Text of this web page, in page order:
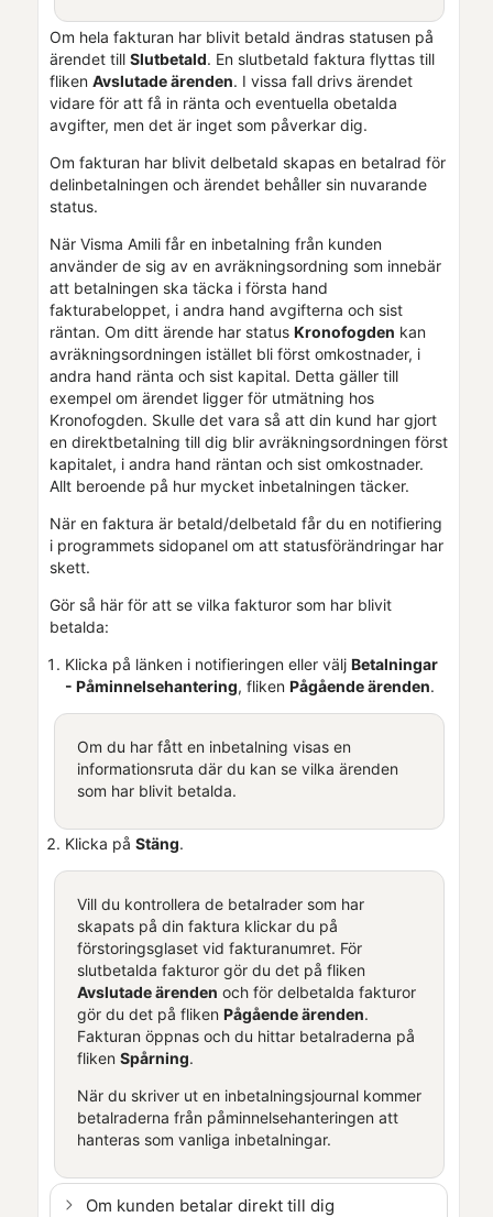
Om hela fakturan har blivit betald ändras statusen på
ärendet till Slutbetald. En slutbetald faktura flyttas till
fliken Avslutade ärenden. I vissa fall drivs ärendet
vidare för att få in ränta och eventuella obetalda
avgifter, men det är inget som påverkar dig.
Om fakturan har blivit delbetald skapas en betalrad för
delinbetalningen och ärendet behåller sin nuvarande
status.
När Visma Amili får en inbetalning från kunden
använder de sig av en avräkningsordning som innebär
att betalningen ska täcka i första hand
fakturabeloppet, i andra hand avgifterna och sist
räntan. Om ditt ärende har status Kronofogden kan
avräkningsordningen istället bli först omkostnader, i
andra hand ränta och sist kapital. Detta gäller till
exempel om ärendet ligger för utmätning hos
Kronofogden. Skulle det vara så att din kund har gjort
en direktbetalning till dig blir avräkningsordningen först
kapitalet, i andra hand räntan och sist omkostnader.
Allt beroende på hur mycket inbetalningen täcker.
När en faktura är betald/delbetald får du en notifiering
i programmets sidopanel om att statusförändringar har
skett.
Gör så här för att se vilka fakturor som har blivit
betalda:
Klicka på länken i notifieringen eller välj Betalningar
- Påminnelsehantering, fliken Pågående ärenden.
Om du har fått en inbetalning visas en
informationsruta där du kan se vilka ärenden
som har blivit betalda.
Klicka på Stäng.
Vill du kontrollera de betalrader som har
skapats på din faktura klickar du på
förstoringsglaset vid fakturanumret. För
slutbetalda fakturor gör du det på fliken
Avslutade ärenden och för delbetalda fakturor
gör du det på fliken Pågående ärenden.
Fakturan öppnas och du hittar betalraderna på
fliken Spårning.
När du skriver ut en inbetalningsjournal kommer
betalraderna från påminnelsehanteringen att
hanteras som vanliga inbetalningar.
Om kunden betalar direkt till dig